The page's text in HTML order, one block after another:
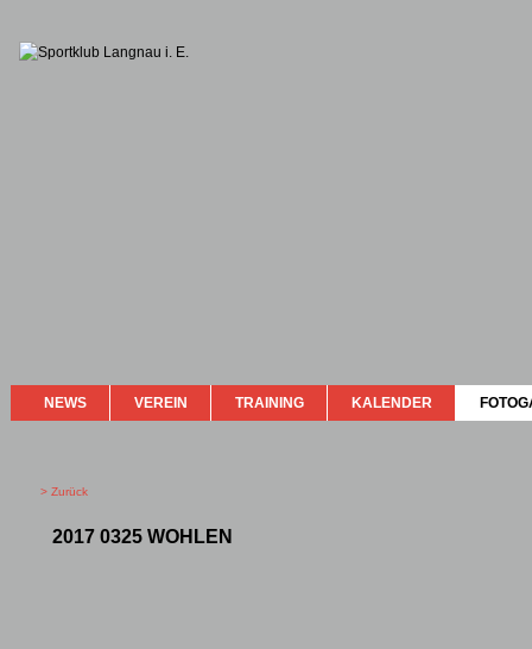
NEWS VEREIN TRAINING KALENDER
> Zurück
2017 0325 WOHLEN